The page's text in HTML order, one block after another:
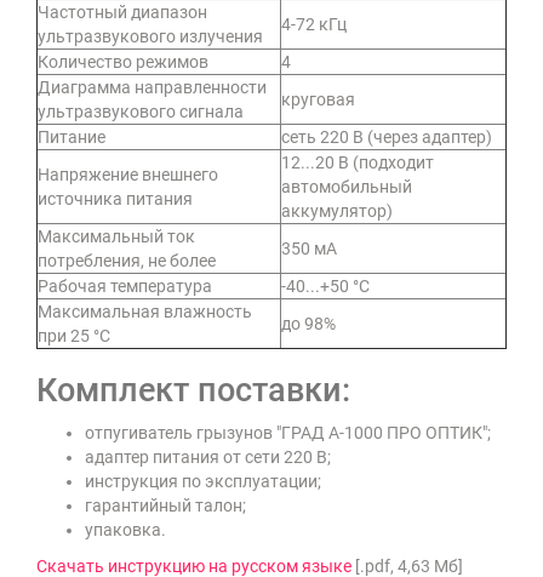
Частотный диапазон
ультразвукового излучения
4-72 кГц
Количество режимов
4
Диаграмма направленности
ультразвукового сигнала
круговая
Питание
сеть 220 В (через адаптер)
Напряжение внешнего
источника питания
12...20 В (подходит
автомобильный
аккумулятор)
Максимальный ток
потребления, не более
350 мА
Рабочая температура
-40...+50 °С
Максимальная влажность
при 25 °С
до 98%
Комплект поставки:
отпугиватель грызунов "ГРАД А-1000 ПРО ОПТИК";
адаптер питания от сети 220 В;
инструкция по эксплуатации;
гарантийный талон;
упаковка.
Скачать инструкцию на русском языке [.pdf, 4,63 Мб]